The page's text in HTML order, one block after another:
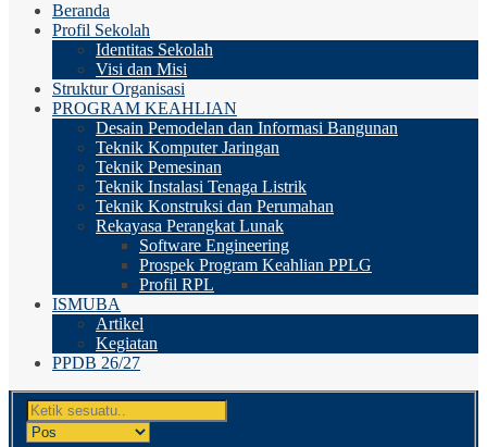
Beranda
Profil Sekolah
Identitas Sekolah
Visi dan Misi
Struktur Organisasi
PROGRAM KEAHLIAN
Desain Pemodelan dan Informasi Bangunan
Teknik Komputer Jaringan
Teknik Pemesinan
Teknik Instalasi Tenaga Listrik
Teknik Konstruksi dan Perumahan
Rekayasa Perangkat Lunak
Software Engineering
Prospek Program Keahlian PPLG
Profil RPL
ISMUBA
Artikel
Kegiatan
PPDB 26/27